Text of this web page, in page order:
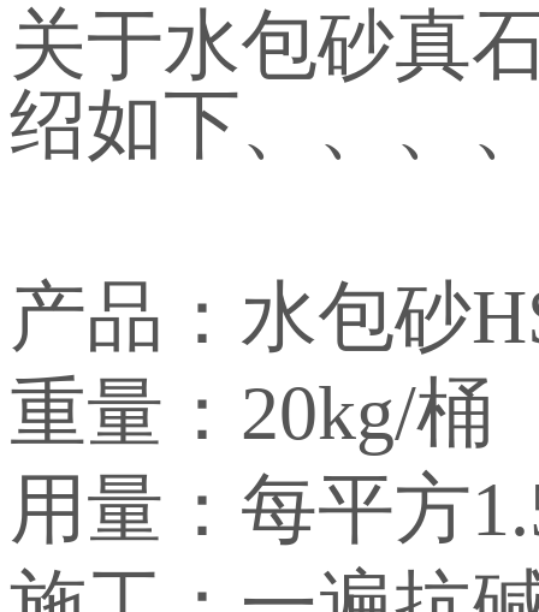
关于水包砂真
绍如下、、、
产品：水包砂
重量：20kg/桶
用量：每平方